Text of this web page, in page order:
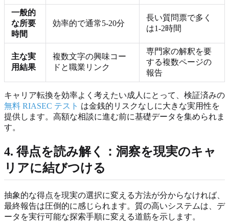
一般的
な所要
時間
効率的で通常5-20分
長い質問票で多く
は1-2時間
主な実
用結果
複数文字の興味コー
ドと職業リンク
専門家の解釈を要
する複数ページの
報告
キャリア転換を効率よく考えたい成人にとって、検証済みの
無料 RIASEC テスト は金銭的リスクなしに大きな実用性を
提供します。高額な相談に進む前に基礎データを集められま
す。
4. 得点を読み解く：洞察を現実のキャ
リアに結びつける
抽象的な得点を現実の選択に変える方法が分からなければ、
最終報告は圧倒的に感じられます。質の高いシステムは、デ
ータを実行可能な探索手順に変える道筋を示します。